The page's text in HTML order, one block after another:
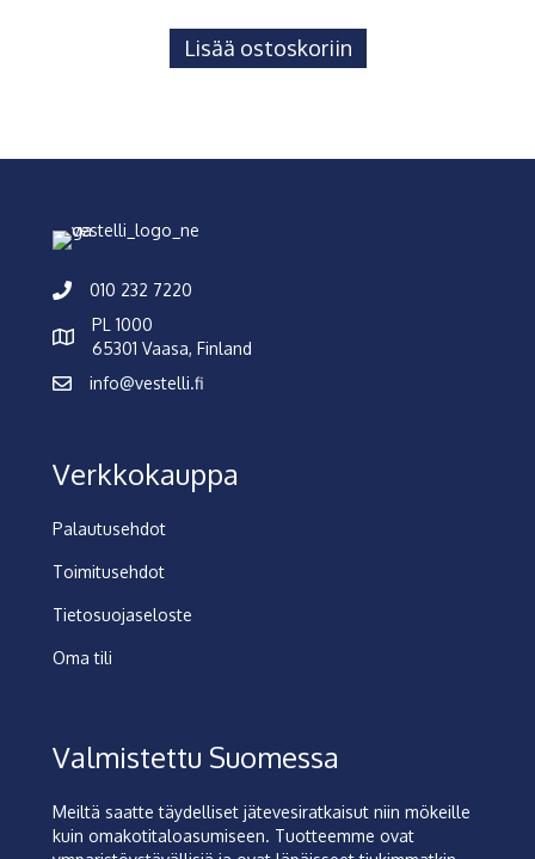
Lisää ostoskoriin
010 232 7220
PL 1000
65301 Vaasa, Finland
info@vestelli.fi
Verkkokauppa
Palautusehdot
Toimitusehdot
Tietosuojaseloste
Oma tili
Valmistettu Suomessa
Meiltä saatte täydelliset jätevesiratkaisut niin mökeille
kuin omakotitaloasumiseen. Tuotteemme ovat